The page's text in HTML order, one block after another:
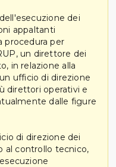
dei
appaltanti
procedura per
un direttore dei
in relazione alla
ufficio di direzione
direttori operativi e
dalle figure
di direzione dei
al controllo tecnico,